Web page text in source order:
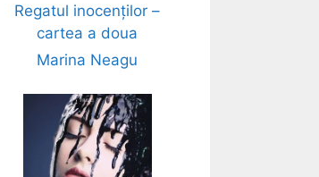
Regatul inocenților –
cartea a doua
Marina Neagu